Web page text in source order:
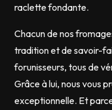
raclette fondante.
Chacun de nos
tradition et de savoir-
forunisseurs, tous de
Grâce à lui, nous vous
exceptionnelle. Et